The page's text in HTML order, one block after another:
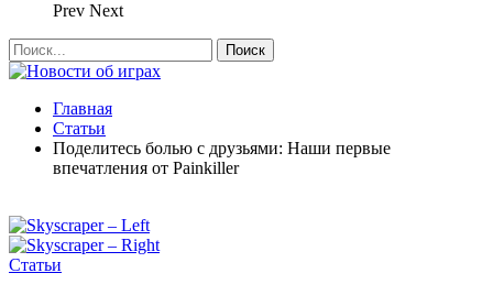
Prev Next
Главная
Статьи
Поделитесь болью с друзьями: Наши первые
впечатления от Painkiller
Статьи